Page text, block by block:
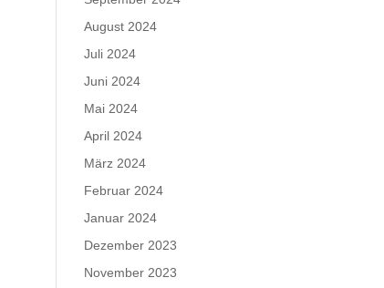
August 2024
Juli 2024
Juni 2024
Mai 2024
April 2024
März 2024
Februar 2024
Januar 2024
Dezember 2023
November 2023